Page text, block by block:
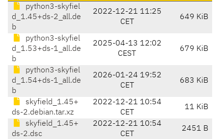
python3-skyfiel
d_1.45+ds-2_all.de
b
2022-12-21 11:25
CET
649 KiB
python3-skyfiel
d_1.53+ds-1_all.de
b
2025-04-13 12:02
CEST
679 KiB
python3-skyfiel
d_1.54+ds-1_all.de
b
2026-01-24 19:52
CET
683 KiB
skyfield_1.45+
ds-2.debian.tar.xz
2022-12-21 10:54
CET
11 KiB
skyfield_1.45+
ds-2.dsc
2022-12-21 10:54
CET
2451 B